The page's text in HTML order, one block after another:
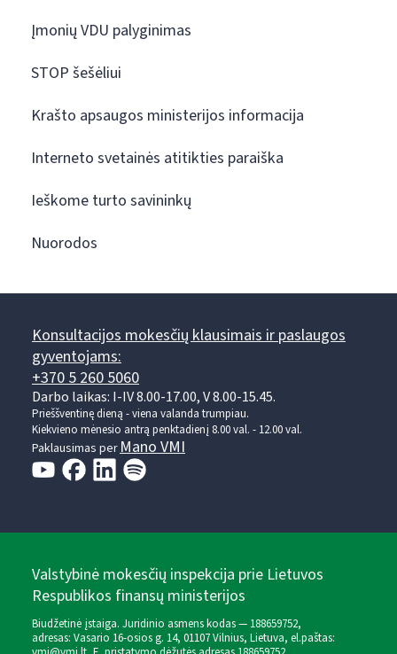
Įmonių VDU palyginimas
STOP šešėliui
Krašto apsaugos ministerijos informacija
Interneto svetainės atitikties paraiška
Ieškome turto savininkų
Nuorodos
Konsultacijos mokesčių klausimais ir paslaugos
gyventojams:
+370 5 260 5060
Darbo laikas: I-IV 8.00-17.00, V 8.00-15.45.
Prieššventinę dieną - viena valanda trumpiau.
Kiekvieno mėnesio antrą penktadienį 8.00 val. - 12.00 val.
Paklausimas perMano VMI
Valstybinė mokesčių inspekcija prie Lietuvos
Respublikos finansų ministerijos
Biudžetinė įstaiga. Juridinio asmens kodas — 188659752,
adresas: Vasario 16-osios g. 14, 01107 Vilnius, Lietuva, el.paštas: